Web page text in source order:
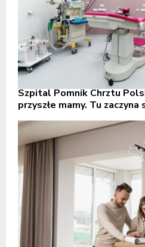
Szpital Pomnik Chrztu
przyszłe mamy. Tu zaczyna